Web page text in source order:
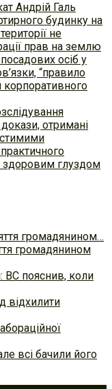
Андрій Галь
будинку на
не
прав на землю
осіб у
“правило
корпоративного
отримані
здоровим глуздом
громадянином…
громадянином
ВС пояснив, коли
відхилити
всі бачили його